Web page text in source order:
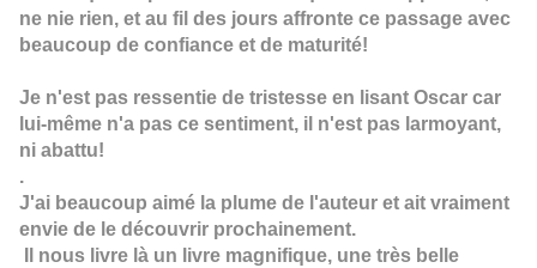
ne nie rien, et au fil des jours affronte ce passage avec
beaucoup de confiance et de maturité!
Je n'est pas ressentie de tristesse en lisant Oscar car
lui-même n'a pas ce sentiment, il n'est pas larmoyant,
ni abattu!
.
J'ai beaucoup aimé la plume de l'auteur et ait vraiment
envie de le découvrir prochainement.
Il nous livre là un livre magnifique, une très belle